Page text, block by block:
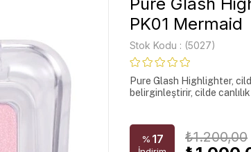
PK01 Mermaid
Stok Kodu (5027)
Pure Glash Highlighter,
belirginleştirir, cilde
% 17 ₺1.200,00